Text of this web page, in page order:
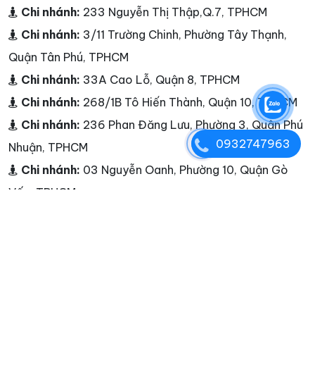
Chi nhánh: 233 Nguyễn Thị Thập,Q.7, TPHCM
Chi nhánh: 3/11 Trường Chinh, Phường Tây Thạnh,
Quận Tân Phú, TPHCM
Chi nhánh: 33A Cao Lỗ, Quận 8, TPHCM
Chi nhánh: 268/1B Tô Hiến Thành, Quận 10, TPHCM
Chi nhánh: 236 Phan Đăng Lưu, Phường 3, Quận Phú
Nhuận, TPHCM
Chi nhánh: 03 Nguyễn Oanh, Phường 10, Quận Gò
Vấp, TPHCM
0932747963